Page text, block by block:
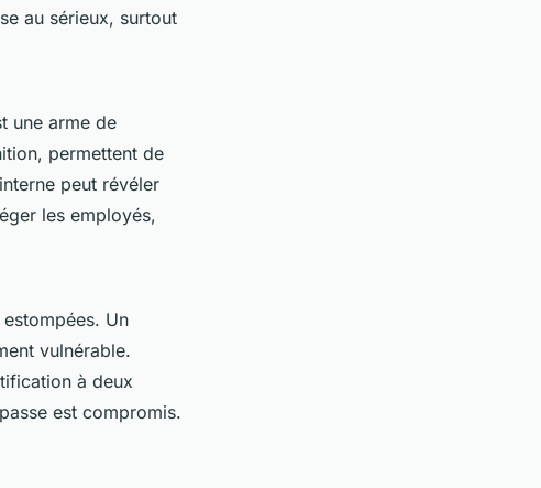
au sérieux, surtout
une arme de
permettent de
peut révéler
les employés,
Un
vulnérable.
à deux
est compromis.